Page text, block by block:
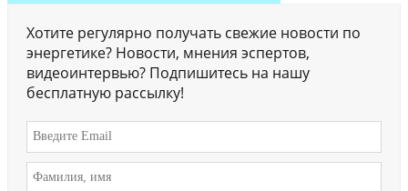
Хотите регулярно получать свежие новости по
энергетике? Новости, мнения эспертов,
видеоинтервью? Подпишитесь на нашу
бесплатную рассылку!